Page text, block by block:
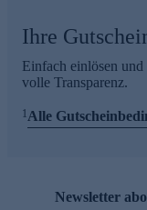
Ihre
Einfach einlösen
volle Transparenz.
1 Alle
Newsletter